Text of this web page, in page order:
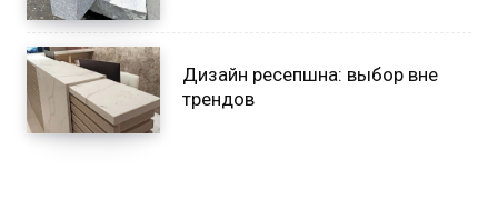
Дизайн ресепшна: выбор вне
трендов